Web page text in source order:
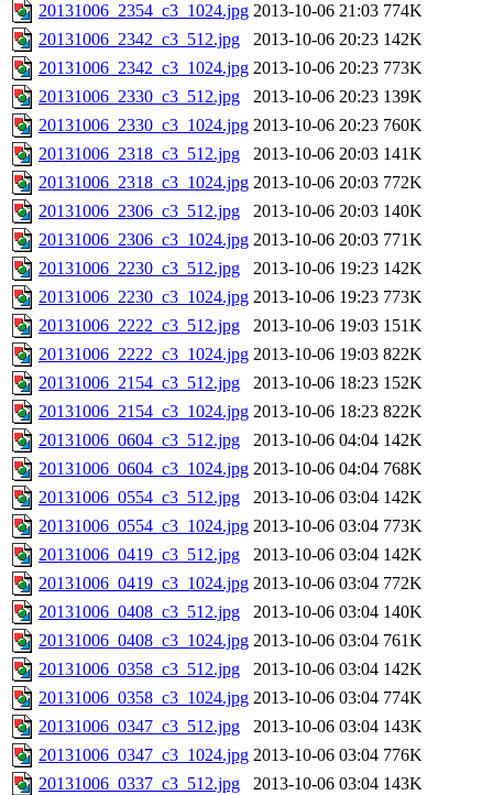
20131006_2354_c3_1024.jpg 2013-10-06 21:03 774K
20131006_2342_c3_512.jpg
2013-10-06 20:23 142K
20131006_2342_c3_1024.jpg 2013-10-06 20:23 773K
20131006_2330_c3_512.jpg
2013-10-06 20:23 139K
20131006_2330_c3_1024.jpg 2013-10-06 20:23 760K
20131006_2318_c3_512.jpg
2013-10-06 20:03 141K
20131006_2318_c3_1024.jpg 2013-10-06 20:03 772K
20131006_2306_c3_512.jpg
2013-10-06 20:03 140K
20131006_2306_c3_1024.jpg 2013-10-06 20:03 771K
20131006_2230_c3_512.jpg
2013-10-06 19:23 142K
20131006_2230_c3_1024.jpg 2013-10-06 19:23 773K
20131006_2222_c3_512.jpg
2013-10-06 19:03 151K
20131006_2222_c3_1024.jpg 2013-10-06 19:03 822K
20131006_2154_c3_512.jpg
2013-10-06 18:23 152K
20131006_2154_c3_1024.jpg 2013-10-06 18:23 822K
20131006_0604_c3_512.jpg
2013-10-06 04:04 142K
20131006_0604_c3_1024.jpg 2013-10-06 04:04 768K
20131006_0554_c3_512.jpg
2013-10-06 03:04 142K
20131006_0554_c3_1024.jpg 2013-10-06 03:04 773K
20131006_0419_c3_512.jpg
2013-10-06 03:04 142K
20131006_0419_c3_1024.jpg 2013-10-06 03:04 772K
20131006_0408_c3_512.jpg
2013-10-06 03:04 140K
20131006_0408_c3_1024.jpg 2013-10-06 03:04 761K
20131006_0358_c3_512.jpg
2013-10-06 03:04 142K
20131006_0358_c3_1024.jpg 2013-10-06 03:04 774K
20131006_0347_c3_512.jpg
2013-10-06 03:04 143K
20131006_0347_c3_1024.jpg 2013-10-06 03:04 776K
20131006_0337_c3_512.jpg
2013-10-06 03:04 143K